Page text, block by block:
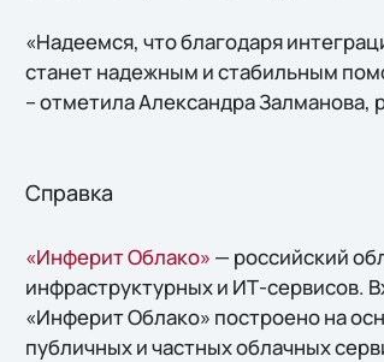
«Надеемся, что благодаря
станет надежным и стабильным
– отметила Александра Залманова,
Справка
«Инферит Облако» — российский
инфраструктурных и ИТ-сервисов.
«Инферит Облако» построено на
публичных и частных облачных